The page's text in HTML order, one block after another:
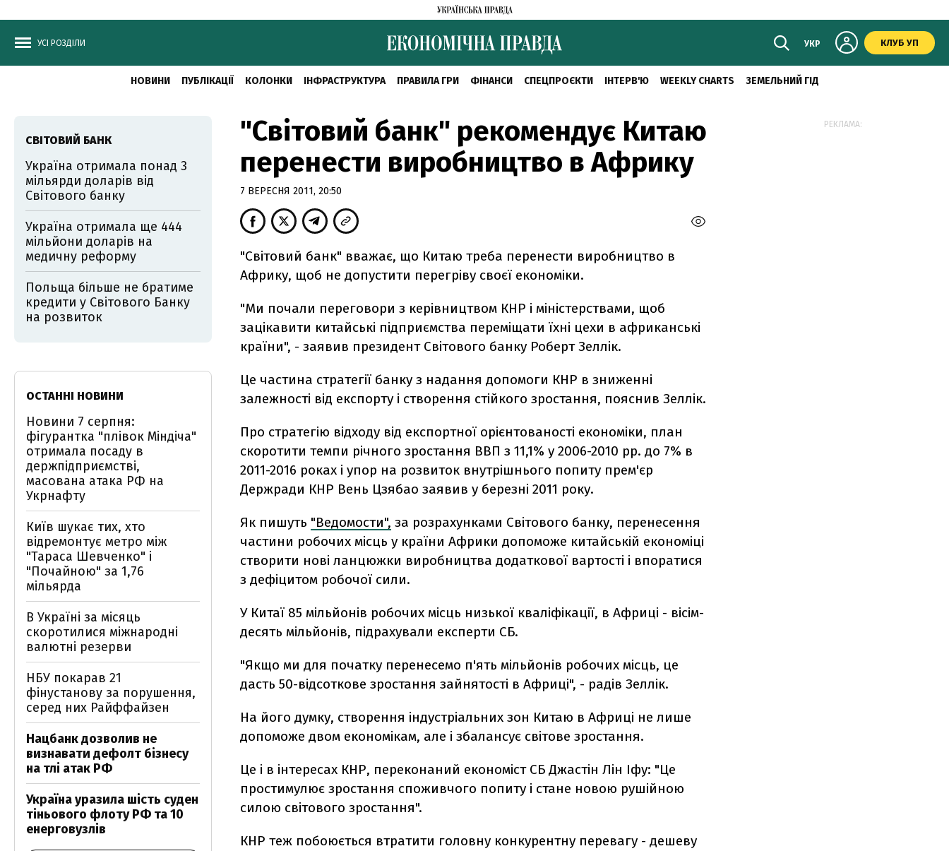
УСІ РОЗДІЛИ УКР КЛУБ УП
НОВИНИ ПУБЛІКАЦІЇ КОЛОНКИ ІНФРАСТРУКТУРА ПРАВИЛА ГРИ ФІНАНСИ СПЕЦПРОЄКТИ ІНТЕРВ'Ю WEEKLY CHARTS ЗЕМЕЛЬНИЙ ГІД
"Світовий банк" рекомендує Китаю
перенести виробництво в Африку
7 ВЕРЕСНЯ 2011, 20:50
"Світовий банк" вважає, що Китаю треба перенести виробництво в
Африку, щоб не допустити перегріву своєї економіки.
"Ми почали переговори з керівництвом КНР і міністерствами, щоб
зацікавити китайські підприємства переміщати їхні цехи в африканські
країни", - заявив президент Світового банку Роберт Зеллік.
Це частина стратегії банку з надання допомоги КНР в зниженні
залежності від експорту і створення стійкого зростання, пояснив Зеллік.
Про стратегію відходу від експортної орієнтованості економіки, план
скоротити темпи річного зростання ВВП з 11,1% у 2006-2010 рр. до 7% в
2011-2016 роках і упор на розвиток внутрішнього попиту прем'єр
Держради КНР Вень Цзябао заявив у березні 2011 року.
Як пишуть "Ведомости", за розрахунками Світового банку, перенесення
частини робочих місць у країни Африки допоможе китайській економіці
створити нові ланцюжки виробництва додаткової вартості і впоратися
з дефіцитом робочої сили.
У Китаї 85 мільйонів робочих місць низької кваліфікації, в Африці - вісім-
десять мільйонів, підрахували експерти СБ.
"Якщо ми для початку перенесемо п'ять мільйонів робочих місць, це
дасть 50-відсоткове зростання зайнятості в Африці", - радів Зеллік.
На його думку, створення індустріальних зон Китаю в Африці не лише
допоможе двом економікам, але і збалансує світове зростання.
Це і в інтересах КНР, переконаний економіст СБ Джастін Лін Іфу: "Це
простимулює зростання споживчого попиту і стане новою рушійною
силою світового зростання".
КНР теж побоюється втратити головну конкурентну перевагу - дешеву
СВІТОВИЙ БАНК
Україна отримала понад 3
мільярди доларів від
Світового банку
Україна отримала ще 444
мільйони доларів на
медичну реформу
Польща більше не братиме
кредити у Світового Банку
на розвиток
ОСТАННІ НОВИНИ
Новини 7 серпня:
фігурантка "плівок Міндіча"
отримала посаду в
держпідприємстві,
масована атака РФ на
Укрнафту
Київ шукає тих, хто
відремонтує метро між
"Тараса Шевченко" і
"Почайною" за 1,76
мільярда
В Україні за місяць
скоротилися міжнародні
валютні резерви
НБУ покарав 21
фінустанову за порушення,
серед них Райффайзен
Нацбанк дозволив не
визнавати дефолт бізнесу
на тлі атак РФ
Україна уразила шість суден
тіньового флоту РФ та 10
енерговузлів
РЕКЛАМА: